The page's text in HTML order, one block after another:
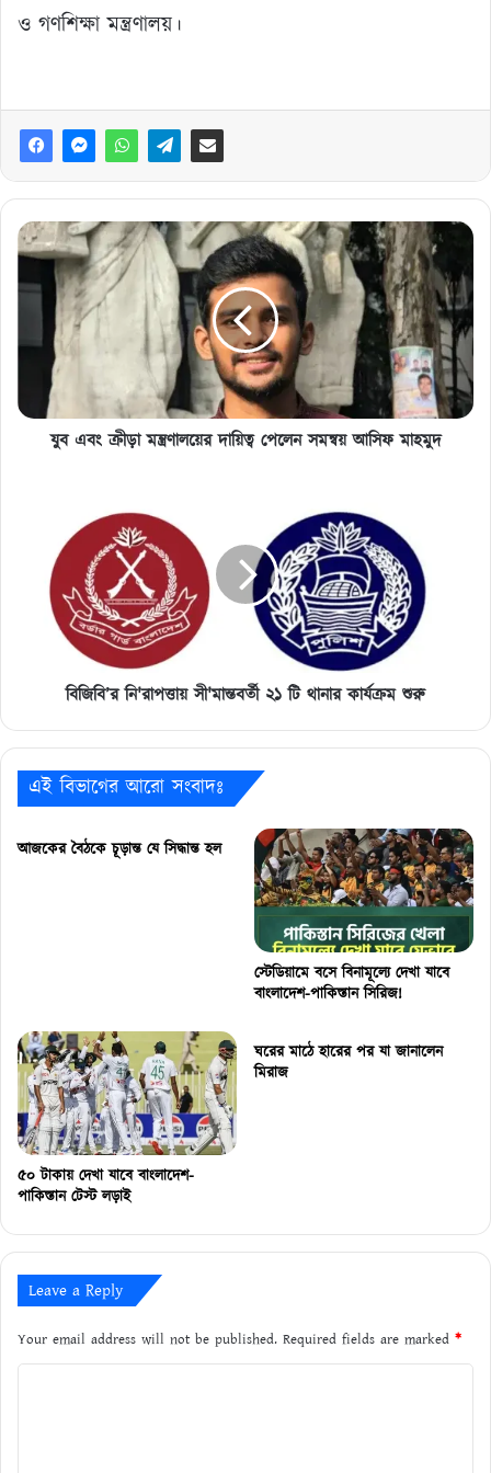
ও গণশিক্ষা মন্ত্রণালয়।
যুব
এবং
ক্রীড়া
মন্ত্রণালয়ের
পেলেন
আসিফ
মাহমুদ
যুব এবং ক্রীড়া মন্ত্রণালয়ের দায়িত্ব পেলেন সমন্বয় আসিফ মাহমুদ
সী'মান্তবর্তী
কার্যক্রম
বিজিবি’র নি'রাপত্তায় সী'মান্তবর্তী ২১ টি থানার কার্যক্রম শুরু
এই বিভাগের আরো সংবাদঃ
আজকের বৈঠকে চূড়ান্ত যে সিদ্ধান্ত হল
স্টেডিয়ামে বসে বিনামূল্যে দেখা যাবে
বাংলাদেশ-পাকিস্তান সিরিজ!
৫০ টাকায় দেখা যাবে বাংলাদেশ-
পাকিস্তান টেস্ট লড়াই
ঘরের মাঠে হারের পর যা জানালেন
মিরাজ
Leave a Reply
Your email address will not be published. Required fields are marked *